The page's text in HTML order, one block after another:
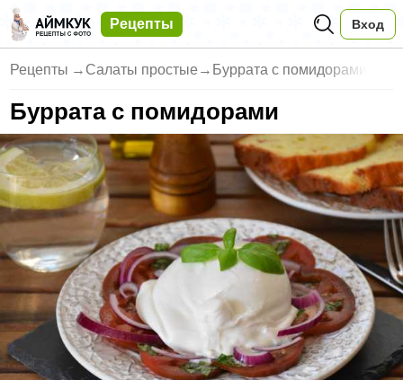
Рецепты Вход
Рецепты → Салаты простые → Буррата с помидорами
Буррата с помидорами